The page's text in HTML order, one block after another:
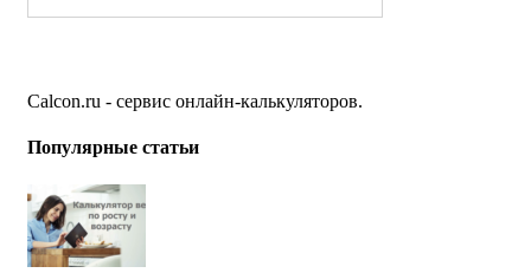
Calcon.ru - сервис онлайн-калькуляторов.
Популярные статьи